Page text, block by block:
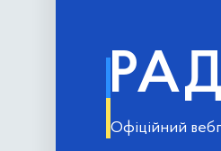
Офіційний